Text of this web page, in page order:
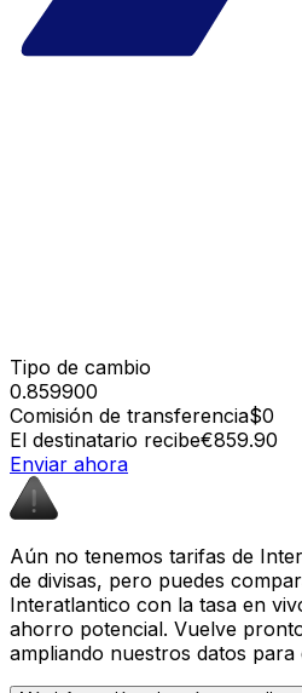
Tipo de cambio
0.859900
Comisión de transferencia$0
El destinatario recibe€859.90
Enviar ahora
Aún no tenemos tarifas de
de divisas, pero puedes
Interatlantico con la tasa en
ahorro potencial. Vuelve
ampliando nuestros datos